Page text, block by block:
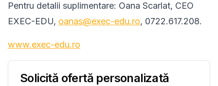
Pentru detalii suplimentare: Oana Scarlat, CEO
EXEC-EDU, oanas@exec-edu.ro, 0722.617.208.
www.exec-edu.ro
Solicită ofertă personalizată